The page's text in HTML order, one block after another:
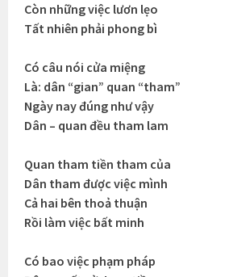
Còn những việc lươn lẹo
Tất nhiên phải phong bì
Có câu nói cửa miệng
Là: dân “gian” quan “tham”
Ngày nay đúng như vậy
Dân – quan đều tham lam
Quan tham tiền tham của
Dân tham được việc mình
Cả hai bên thoả thuận
Rồi làm việc bất minh
Có bao việc phạm pháp